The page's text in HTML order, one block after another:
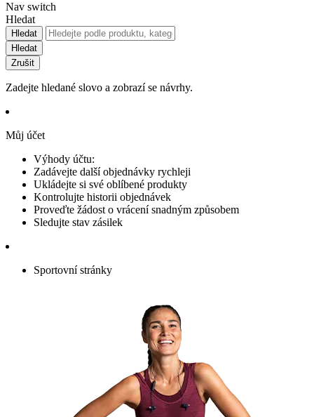
Nav switch
Hledat
Hledat
Hledat
Zrušit
Zadejte hledané slovo a zobrazí se návrhy.
Můj účet
Výhody účtu:
Zadávejte další objednávky rychleji
Ukládejte si své oblíbené produkty
Kontrolujte historii objednávek
Proveďte žádost o vrácení snadným způsobem
Sledujte stav zásilek
Sportovní stránky